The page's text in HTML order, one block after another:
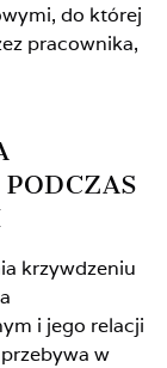
do której
pracownika,
krzywdzeniu
i jego relacji
w